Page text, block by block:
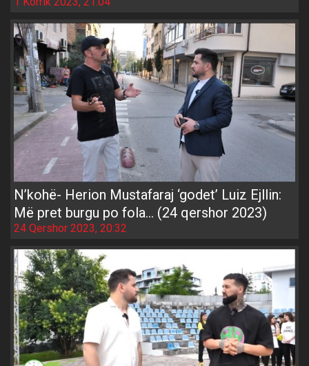
N’kohë- Herion Mustafaraj ‘godet’ Luiz Ejllin:
Më pret burgu po fola… (24 qershor 2023)
24 Qershor 2023, 20:32